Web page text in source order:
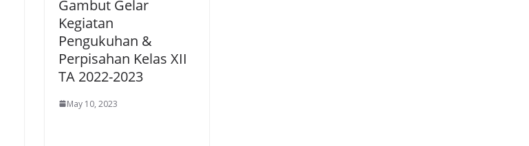
Gambut Gelar
Kegiatan
Pengukuhan &
Perpisahan Kelas XII
TA 2022-2023
May 10, 2023